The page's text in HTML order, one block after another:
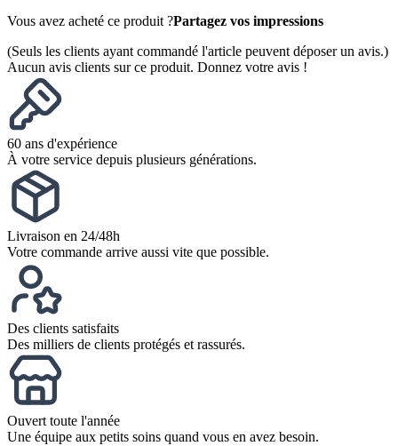
Vous avez acheté ce produit ?Partagez vos impressions
(Seuls les clients ayant commandé l'article peuvent déposer un avis.)
Aucun avis clients sur ce produit. Donnez votre avis !
60 ans d'expérience
À votre service depuis plusieurs générations.
Livraison en 24/48h
Votre commande arrive aussi vite que possible.
Des clients satisfaits
Des milliers de clients protégés et rassurés.
Ouvert toute l'année
Une équipe aux petits soins quand vous en avez besoin.